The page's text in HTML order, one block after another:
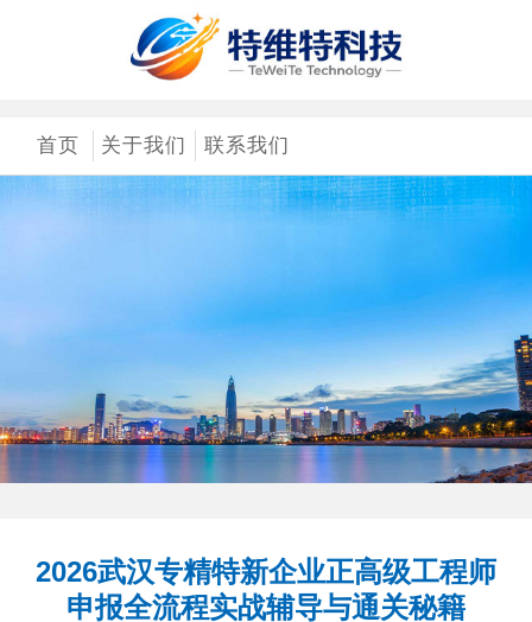
首页 关于我们 联系我们
2026武汉专精特新企业正高级工程师
申报全流程实战辅导与通关秘籍